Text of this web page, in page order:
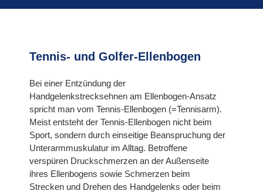
Tennis- und Golfer-Ellenbogen
Bei einer Entzündung der
Handgelenkstrecksehnen am Ellenbogen-Ansatz
spricht man vom Tennis-Ellenbogen (=Tennisarm).
Meist entsteht der Tennis-Ellenbogen nicht beim
Sport, sondern durch einseitige Beanspruchung der
Unterarmmuskulatur im Alltag. Betroffene
verspüren Druckschmerzen an der Außenseite
ihres Ellenbogens sowie Schmerzen beim
Strecken und Drehen des Handgelenks oder beim